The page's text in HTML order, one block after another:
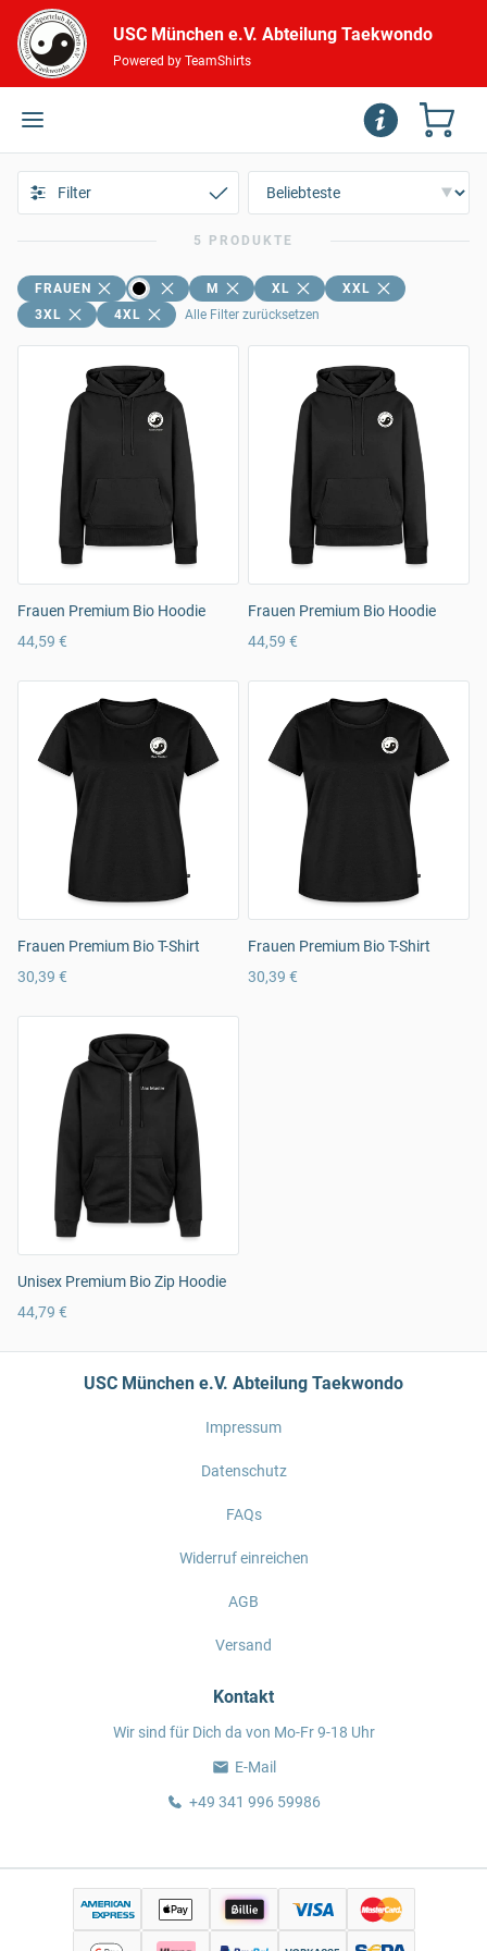
USC München e.V. Abteilung Taekwondo
Powered by TeamShirts
Filter
5 PRODUKTE
FRAUEN M XL
XXL
3XL
4XL Alle Filter zurücksetzen
Frauen Premium Bio Hoodie
44,59 €
Frauen Premium Bio Hoodie
44,59 €
Frauen Premium Bio T-Shirt
30,39 €
Frauen Premium Bio T-Shirt
30,39 €
Unisex Premium Bio Zip Hoodie
44,79 €
USC München e.V. Abteilung Taekwondo
Impressum
Datenschutz
FAQs
Widerruf einreichen
AGB
Versand
Kontakt
Wir sind für Dich da von Mo-Fr 9-18 Uhr
E-Mail
+49 341 996 59986